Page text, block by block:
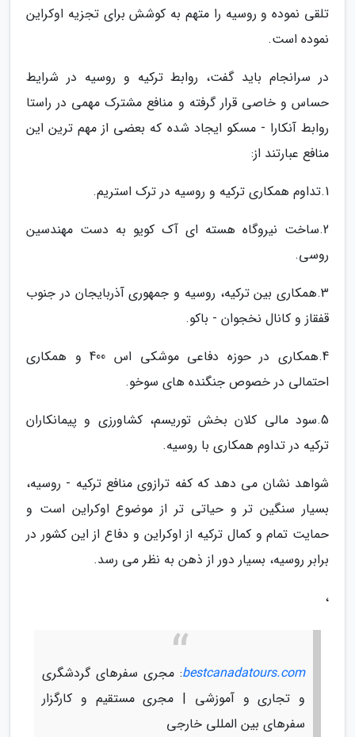
تلقی نموده و روسیه را متهم به کوشش برای تجزیه اوکراین
نموده است.
در سرانجام باید گفت، روابط ترکیه و روسیه در شرایط
حساس و خاصی قرار گرفته و منافع مشترک مهمی در راستا
روابط آنکارا - مسکو ایجاد شده که بعضی از مهم ترین این
منافع عبارتند از:
1.تداوم همکاری ترکیه و روسیه در ترک استریم.
2.ساخت نیروگاه هسته ای آک کویو به دست مهندسین
روسی.
3.همکاری بین ترکیه، روسیه و جمهوری آذربایجان در جنوب
قفقاز و کانال نخجوان - باکو.
4.همکاری در حوزه دفاعی موشکی اس 400 و همکاری
احتمالی در خصوص جنگنده های سوخو.
5.سود مالی کلان بخش توریسم، کشاورزی و پیمانکاران
ترکیه در تداوم همکاری با روسیه.
شواهد نشان می دهد که کفه ترازوی منافع ترکیه - روسیه،
بسیار سنگین تر و حیاتی تر از موضوع اوکراین است و
حمایت تمام و کمال ترکیه از اوکراین و دفاع از این کشور در
برابر روسیه، بسیار دور از ذهن به نظر می رسد.
،
bestcanadatours.com: مجری سفرهای گردشگری
و تجاری و آموزشی | مجری مستقیم و کارگزار
سفرهای بین المللی خارجی